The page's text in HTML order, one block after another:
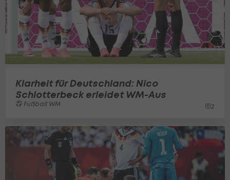
Klarheit für Deutschland: Nico
Schlotterbeck erleidet WM-Aus
Fußball WM 2